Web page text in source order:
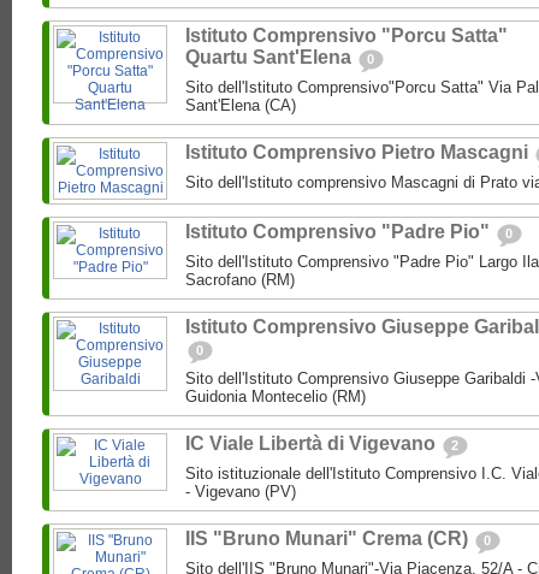
Istituto Comprensivo "Porcu Satta"
Quartu Sant'Elena
0
Sito dell'Istituto Comprensivo"Porcu Satta" Via
Sant'Elena (CA)
Istituto Comprensivo Pietro Mascagni
Sito dell'Istituto comprensivo Mascagni di Prato
Istituto Comprensivo "Padre Pio" 0
Sito dell'Istituto Comprensivo "Padre Pio" Largo
Sacrofano (RM)
Istituto Comprensivo Giuseppe
0
Sito dell'Istituto Comprensivo Giuseppe Garibaldi
Guidonia Montecelio (RM)
IC Viale Libertà di Vigevano 2
Sito istituzionale dell'Istituto Comprensivo I.C.
- Vigevano (PV)
IIS "Bruno Munari" Crema (CR) 0
Sito dell'IIS "Bruno Munari"-Via Piacenza, 52/A -